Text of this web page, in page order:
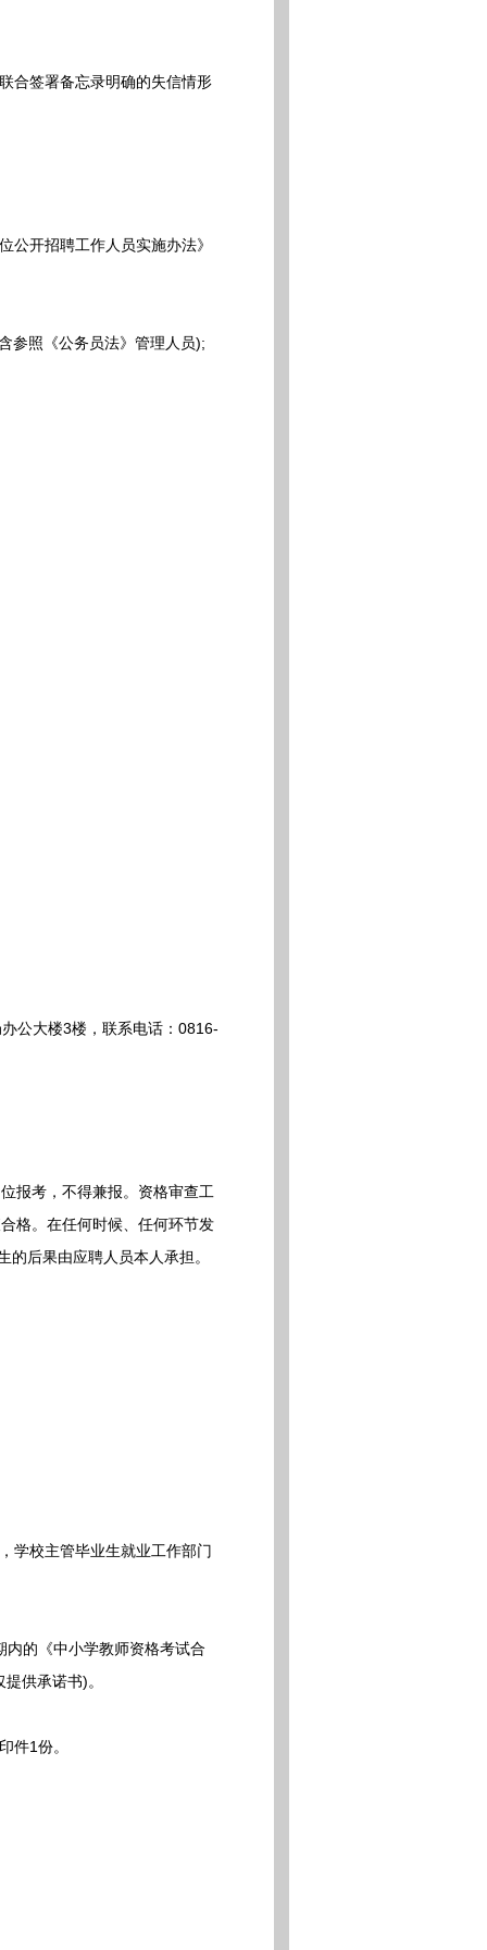
签署备忘录明确的失信情形
开招聘工作人员实施办法》
照《公务员法》管理人员);
公大楼3楼，联系电话：0816-
报考，不得兼报。资格审查工
格。在任何时候、任何环节发
后果由应聘人员本人承担。
校主管毕业生就业工作部门
的《中小学教师资格考试合
供承诺书)。
件1份。